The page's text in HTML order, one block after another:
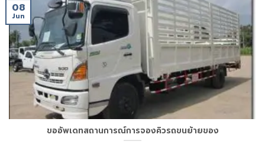
ขออัพเดทสถานการณ์การจองคิวรถขนย้ายของ
08
Jun